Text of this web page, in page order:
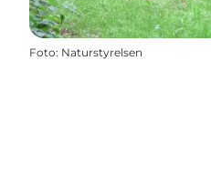
Foto: Naturstyrelsen